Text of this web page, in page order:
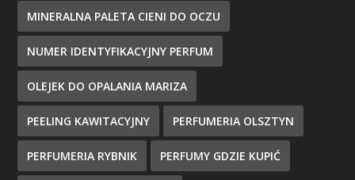
MINERALNA PALETA CIENI DO OCZU
NUMER IDENTYFIKACYJNY PERFUM
OLEJEK DO OPALANIA MARIZA
PEELING KAWITACYJNY PERFUMERIA OLSZTYN
PERFUMERIA RYBNIK PERFUMY GDZIE KUPIĆ